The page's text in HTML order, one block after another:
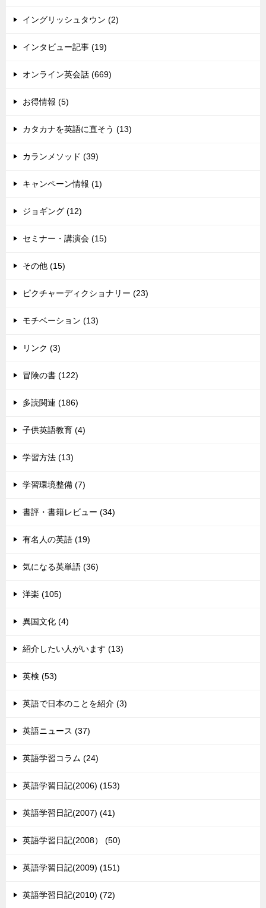
イングリッシュタウン (2)
インタビュー記事 (19)
オンライン英会話 (669)
お得情報 (5)
カタカナを英語に直そう (13)
カランメソッド (39)
キャンペーン情報 (1)
ジョギング (12)
セミナー・講演会 (15)
その他 (15)
ピクチャーディクショナリー (23)
モチベーション (13)
リンク (3)
冒険の書 (122)
多読関連 (186)
子供英語教育 (4)
学習方法 (13)
学習環境整備 (7)
書評・書籍レビュー (34)
有名人の英語 (19)
気になる英単語 (36)
洋楽 (105)
異国文化 (4)
紹介したい人がいます (13)
英検 (53)
英語で日本のことを紹介 (3)
英語ニュース (37)
英語学習コラム (24)
英語学習日記(2006) (153)
英語学習日記(2007) (41)
英語学習日記(2008） (50)
英語学習日記(2009) (151)
英語学習日記(2010) (72)